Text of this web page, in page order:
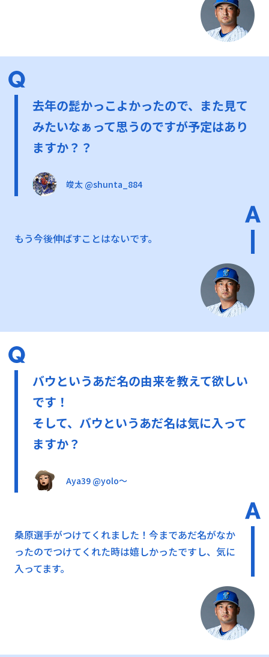
去年の髭かっこよかったので、また見て
みたいなぁって思うのですが予定はあり
ますか？？
竣太 @shunta_884
もう今後伸ばすことはないです。
バウというあだ名の由来を教えて欲しい
です！
そして、バウというあだ名は気に入って
ますか？
Aya39 @yolo〜
桑原選手がつけてくれました！今まであだ名がなか
ったのでつけてくれた時は嬉しかったですし、気に
入ってます。